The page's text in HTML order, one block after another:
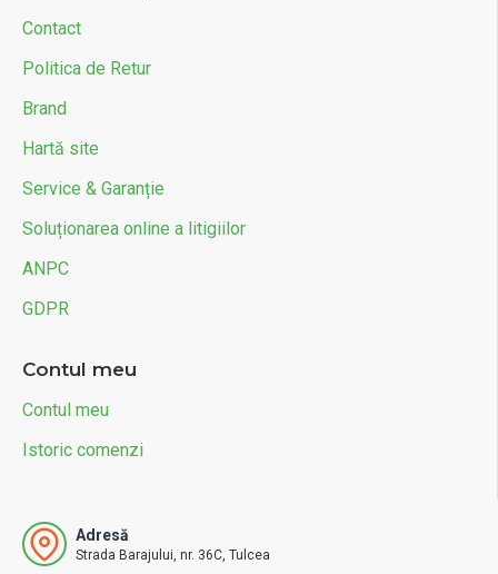
Contact
Politica de Retur
Brand
Hartă site
Service & Garanție
Soluționarea online a litigiilor
ANPC
GDPR
Contul meu
Contul meu
Istoric comenzi
Adresă
Strada Barajului, nr. 36C, Tulcea